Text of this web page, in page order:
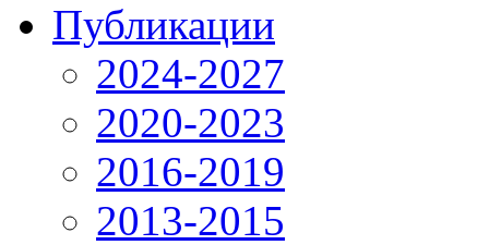
Публикации
2024-2027
2020-2023
2016-2019
2013-2015